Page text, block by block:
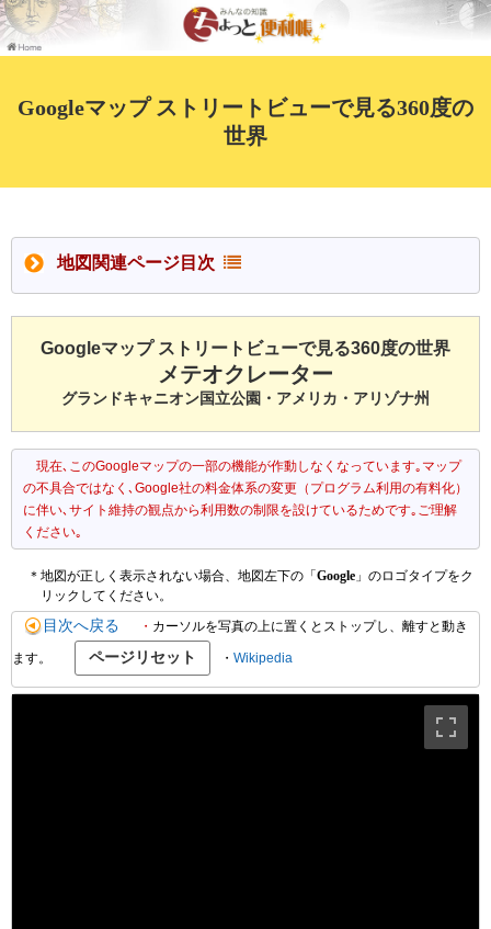
Googleマップ ストリートビューで見る360度の
世界
地図関連ページ目次
Googleマップ ストリートビューで見る360度の世界
メテオクレーター
グランドキャニオン国立公園・アメリカ・アリゾナ州
現在､このGoogleマップの一部の機能が作動しなくなっています｡マップ
の不具合ではなく､Google社の料金体系の変更（プログラム利用の有料化）
に伴い､サイト維持の観点から利用数の制限を設けているためです｡ご理解
ください｡
＊地図が正しく表示されない場合、地図左下の「Google 」のロゴタイプをク
リックしてください。
目次へ戻る ・ カーソルを写真の上に置くとストップし、離すと動き
ます。 ・ Wikipedia